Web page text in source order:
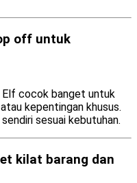
off untuk
Elf cocok banget untuk
kepentingan khusus.
sesuai kebutuhan.
kilat barang dan